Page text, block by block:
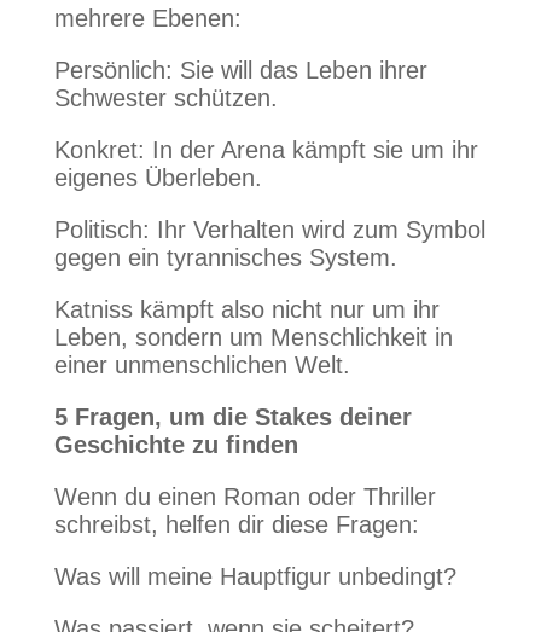
mehrere Ebenen:
Persönlich: Sie will das Leben ihrer
Schwester schützen.
Konkret: In der Arena kämpft sie um ihr
eigenes Überleben.
Politisch: Ihr Verhalten wird zum Symbol
gegen ein tyrannisches System.
Katniss kämpft also nicht nur um ihr
Leben, sondern um Menschlichkeit in
einer unmenschlichen Welt.
5 Fragen, um die Stakes deiner
Geschichte zu finden
Wenn du einen Roman oder Thriller
schreibst, helfen dir diese Fragen:
Was will meine Hauptfigur unbedingt?